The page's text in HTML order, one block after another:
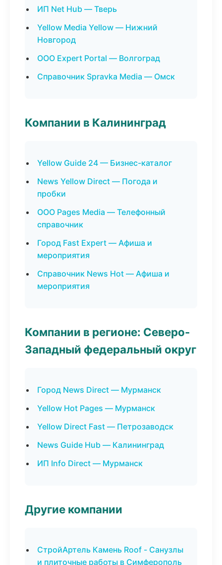
ИП Net Hub — Тверь
Yellow Media Yellow — Нижний
Новгород
ООО Expert Portal — Волгоград
Справочник Spravka Media — Омск
Компании в Калининград
Yellow Guide 24 — Бизнес-каталог
News Yellow Direct — Погода и
пробки
ООО Pages Media — Телефонный
справочник
Город Fast Expert — Афиша и
мероприятия
Справочник News Hot — Афиша и
мероприятия
Компании в регионе: Северо-
Западный федеральный округ
Город News Direct — Мурманск
Yellow Hot Pages — Мурманск
Yellow Direct Fast — Петрозаводск
News Guide Hub — Калининград
ИП Info Direct — Мурманск
Другие компании
СтройАртель Камень Roof - Санузлы
и плиточные работы в Симферополь